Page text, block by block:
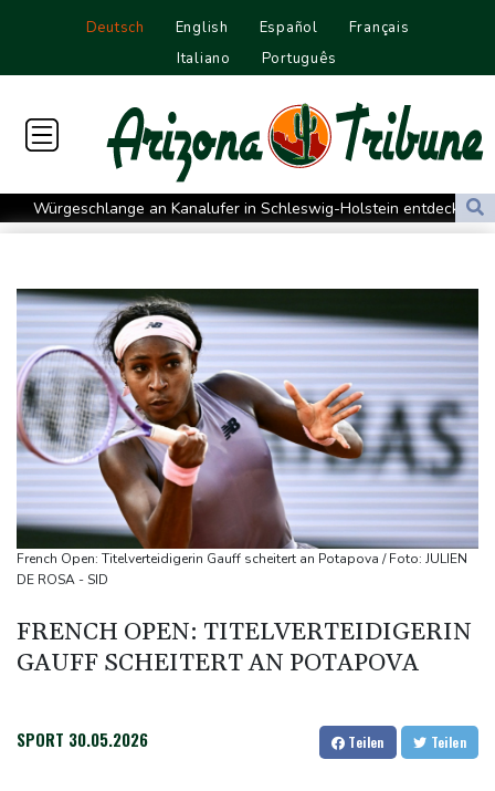
Deutsch English Español
Français
Italiano
Português
Würgeschlange an Kanalufer in Schleswig-Holstein entdeckt
Unter Traktor eingeklemmt: Zwölfjähriger stirbt in Nordrhein-
Sri Lanka setzt nach Unruhen in Gefängnis Soldaten ein
Zuwächse in der Autobranche: Industrieproduktion legt im Juni
leicht zu
76-jähriger Landwirt in Nordrhein-Westfalen von Traktor
überrollt und getötet
Nach Tod von 37-Jähriger in Hessen: Tatverdächtiger wieder auf
freiem Fuß
Deutschlands Exporte im Juni leicht gestiegen
Ungenügender Schutz von Kindern: Meta muss in den USA 567
Millionen Dollar zahlen
gegen Proteste vor
WNBA: Toronto bleibt trotz starker Sabally in der Krise
French Open: Titelverteidigerin Gauff scheitert an Potapova / Foto: JULIEN
DE ROSA - SID
FRENCH OPEN: TITELVERTEIDIGERIN
GAUFF SCHEITERT AN POTAPOVA
SPORT 30.05.2026 Teilen Teilen